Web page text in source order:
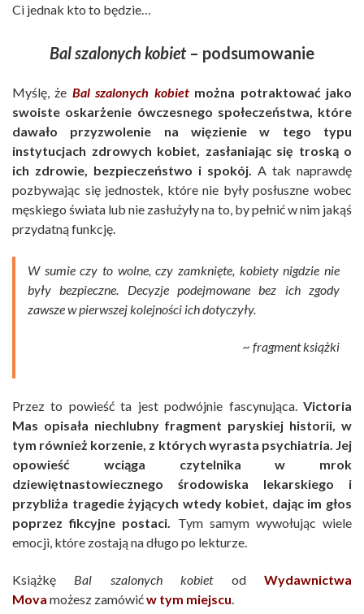
Ci jednak kto to będzie…
Bal szalonych kobiet– podsumowanie
Myślę, że Bal szalonych kobiet można potraktować jako
swoiste oskarżenie ówczesnego społeczeństwa, które
dawało przyzwolenie na więzienie w tego typu
instytucjach zdrowych kobiet, zasłaniając się troską o
ich zdrowie, bezpieczeństwo i spokój. A tak naprawdę
pozbywając się jednostek, które nie były posłuszne wobec
męskiego świata lub nie zasłużyły na to, by pełnić w nim jakąś
przydatną funkcję.
W sumie czy to wolne, czy zamknięte, kobiety nigdzie nie
były bezpieczne. Decyzje podejmowane bez ich zgody
zawsze w pierwszej kolejności ich dotyczyły.
~ fragment książki
Przez to powieść ta jest podwójnie fascynująca. Victoria
Mas opisała niechlubny fragment paryskiej historii, w
tym również korzenie, z których wyrasta psychiatria. Jej
opowieść wciąga czytelnika w mrok
dziewiętnastowiecznego środowiska lekarskiego i
przybliża tragedie żyjących wtedy kobiet, dając im głos
poprzez fikcyjne postaci. Tym samym wywołując wiele
emocji, które zostają na długo po lekturze.
Książkę Bal szalonych kobietodWydawnictwa
Mova możesz zamówićw tym miejscu.